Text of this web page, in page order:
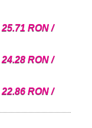
25.71 RON /
24.28 RON /
22.86 RON /